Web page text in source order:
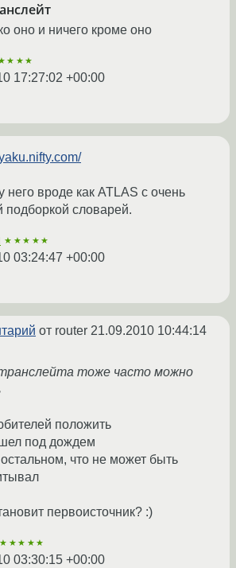
оно и ничего кроме оно
17:27:02 +00:00
него вроде как ATLAS с очень
подборкой словарей.
★★★★★
03:24:47 +00:00
от router 21.09.2010 10:44:14
тоже часто можно
положить
под дождем
что не может быть
первоисточник? :)
★★★★★
03:30:15 +00:00